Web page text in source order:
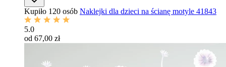
Kupiło 120 osób Naklejki dla dzieci na ścianę motyle 41843
5.0
od 67,00 zł